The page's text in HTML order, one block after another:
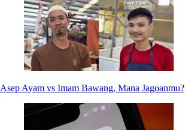
Asep Ayam vs Imam Bawang, Mana Jagoanmu?